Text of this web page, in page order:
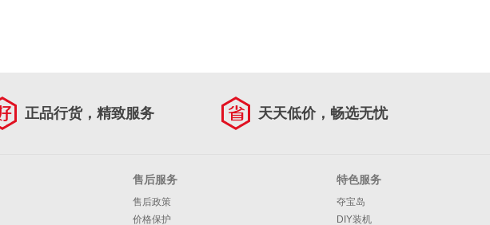
正品行货，精致服务 天天低价，畅选无忧
售后服务
售后政策
价格保护
特色服务
夺宝岛
DIY装机